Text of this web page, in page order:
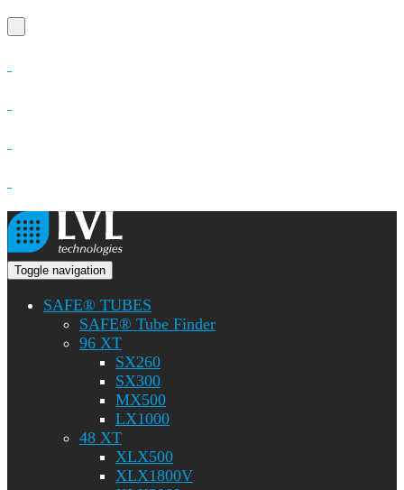
Toggle navigation
SAFE® TUBES
SAFE® Tube Finder
96 XT
SX260
SX300
MX500
LX1000
48 XT
XLX500
XLX1800V